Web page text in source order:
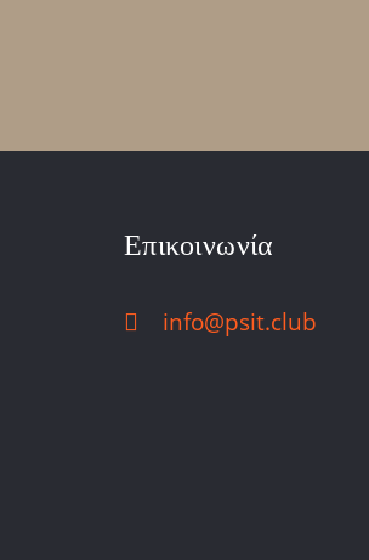
Επικοινωνία
info@psit.club